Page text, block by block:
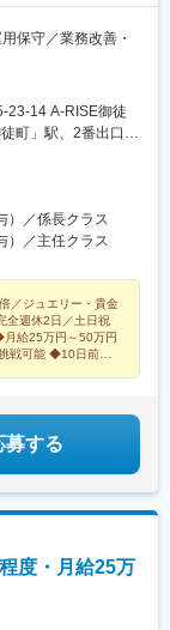
保守／業務改善・
23-14 A-RISE御徒
町」駅、2番出口よ
駅より徒歩3分※受
）／係長クラス
）／主任クラス
／ジュエリー・貴金
全週休2日／土日祝
給25万円～50万円
戦可能 ◆10日前の
募する
度・月給25万